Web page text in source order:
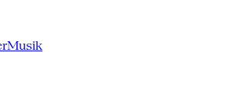
Musik